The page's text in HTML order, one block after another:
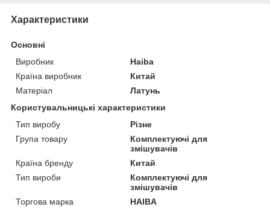
Характеристики
Основні
Виробник
Haiba
Країна виробник
Китай
Матеріал
Латунь
Користувальницькі характеристики
Тип виробу
Різне
Група товару
Комплектуючі для
змішувачів
Країна бренду
Китай
Тип вироби
Комплектуючі для
змішувачів
Торгова марка
HAIBA